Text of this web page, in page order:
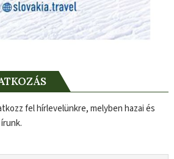
fel hírlevelünkre, melyben hazai és